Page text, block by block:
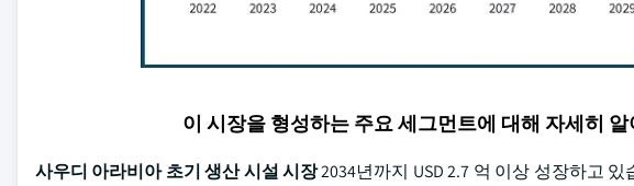
이 시장을 형성하는 주요 세그먼트에 대해 자세히 알
사우디 아라비아 초기 생산 시설 시장2034년까지 USD 2.7 억 이상 성장하고